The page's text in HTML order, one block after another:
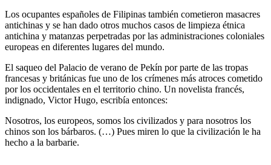
Los ocupantes españoles de Filipinas también cometieron masacres
antichinas y se han dado otros muchos casos de limpieza étnica
antichina y matanzas perpetradas por las administraciones coloniales
europeas en diferentes lugares del mundo.
El saqueo del Palacio de verano de Pekín por parte de las tropas
francesas y británicas fue uno de los crímenes más atroces cometido
por los occidentales en el territorio chino. Un novelista francés,
indignado, Victor Hugo, escribía entonces:
Nosotros, los europeos, somos los civilizados y para nosotros los
chinos son los bárbaros. (…) Pues miren lo que la civilización le ha
hecho a la barbarie.